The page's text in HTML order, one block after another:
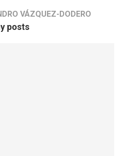
VÁZQUEZ-DODERO
posts